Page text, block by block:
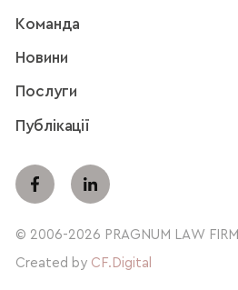
Команда
Новини
Послуги
Публікації
© 2006-2026 PRAGNUM LAW FIRM
Created by CF.Digital